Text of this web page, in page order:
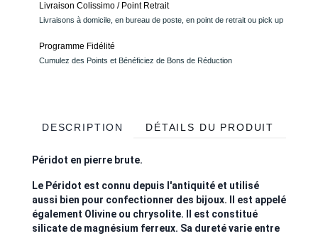
Livraison Colissimo / Point Retrait
Livraisons à domicile, en bureau de poste, en point de retrait ou pick up
Programme Fidélité
Cumulez des Points et Bénéficiez de Bons de Réduction
DESCRIPTION DÉTAILS DU PRODUIT
Péridot en pierre brute.
Le Péridot est connu depuis l'antiquité et utilisé
aussi bien pour confectionner des bijoux. Il est appelé
également Olivine ou chrysolite. Il est constitué
silicate de magnésium ferreux. Sa dureté varie entre